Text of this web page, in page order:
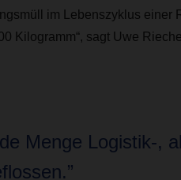
im Lebenszyklus einer
Kilogramm“, sagt Uwe
Menge Logistik-,